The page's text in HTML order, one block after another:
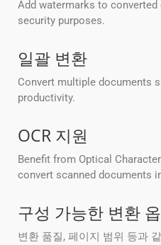
Add watermarks to
security purposes.
일괄 변환
Convert multiple documents
productivity.
OCR 지원
Benefit from Optical
convert scanned documents
구성 가능한 변환
변환 품질, 페이지 범위 등과